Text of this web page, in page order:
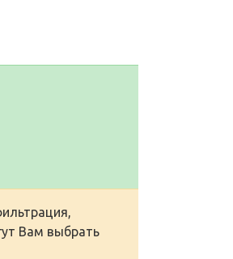
Вам выбрать